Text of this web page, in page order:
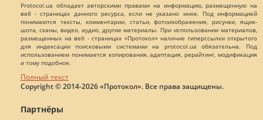
Protocol.ua обладает авторскими правами на информацию, размещенную на
веб - страницах данного ресурса, если не указано иное. Под информацией
понимаются тексты, комментарии, статьи, фотоизображения, рисунки, ящик-
шота, сканы, видео, аудио, другие материалы. При использовании материалов,
размещенных на веб - страницах «Протокол» наличие гиперссылки открытого
для индексации поисковыми системами на protocol.ua обязательна. Под
использованием понимается копирования, адаптация, рерайтинг, модификация
и тому подобное.
Полный текст
Copyright © 2014-2026 «Протокол». Все права защищены.
Партнёры